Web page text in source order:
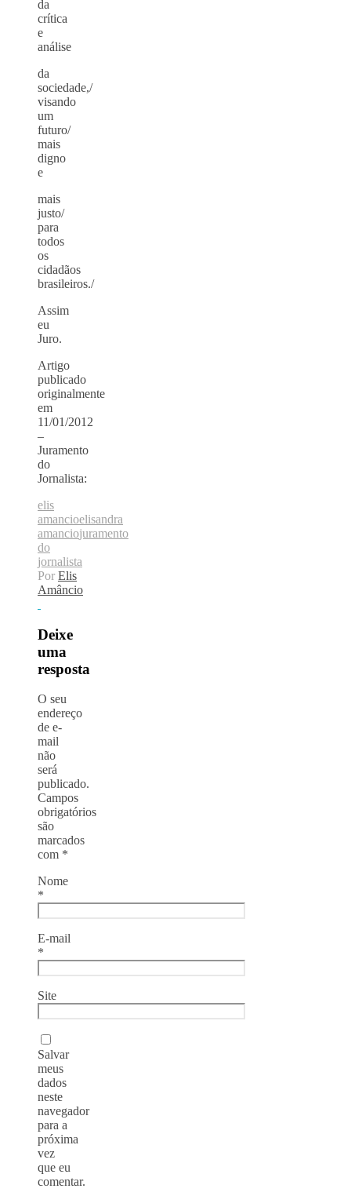
da
crítica
e
análise
da
sociedade,/
visando
um
futuro/
mais
digno
e
mais
justo/
para
todos
os
cidadãos
brasileiros./
Assim
eu
Juro.
Artigo
publicado
originalmente
em
11/01/2012
–
Juramento
do
Jornalista:
elis
amancioelisandra
amanciojuramento
do
jornalista
Por Elis
Amâncio
Deixe
uma
resposta
O seu
endereço
de e-
mail
não
será
publicado.
Campos
obrigatórios
são
marcados
com *
Nome
*
E-mail
*
Site
Salvar
meus
dados
neste
navegador
para a
próxima
vez
que eu
comentar.